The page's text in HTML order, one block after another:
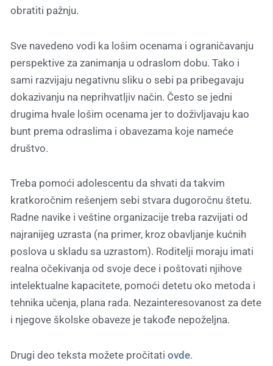
obratiti pažnju.
Sve navedeno vodi ka lošim ocenama i ograničavanju
perspektive za zanimanja u odraslom dobu. Tako i
sami razvijaju negativnu sliku o sebi pa pribegavaju
dokazivanju na neprihvatljiv način. Često se jedni
drugima hvale lošim ocenama jer to doživljavaju kao
bunt prema odraslima i obavezama koje nameće
društvo.
Treba pomoći adolescentu da shvati da takvim
kratkoročnim rešenjem sebi stvara dugoročnu štetu.
Radne navike i veštine organizacije treba razvijati od
najranijeg uzrasta (na primer, kroz obavljanje kućnih
poslova u skladu sa uzrastom). Roditelji moraju imati
realna očekivanja od svoje dece i poštovati njihove
intelektualne kapacitete, pomoći detetu oko metoda i
tehnika učenja, plana rada. Nezainteresovanost za dete
i njegove školske obaveze je takođe nepoželjna.
Drugi deo teksta možete pročitati ovde.